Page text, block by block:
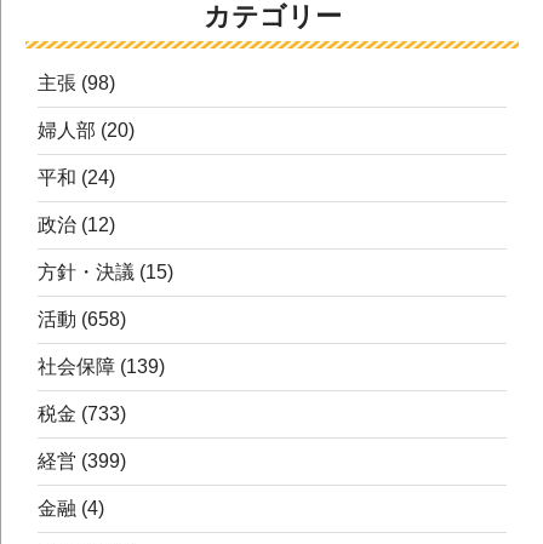
カテゴリー
主張 (98)
婦人部 (20)
平和 (24)
政治 (12)
方針・決議 (15)
活動 (658)
社会保障 (139)
税金 (733)
経営 (399)
金融 (4)